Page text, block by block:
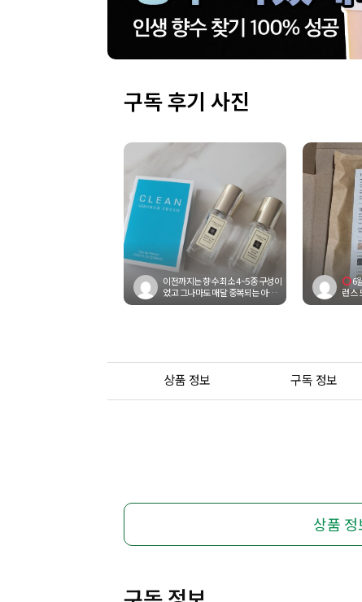
구독 후기 사진
이전까지는 향수 최소 4~5종 구성이
었고 그나마도 매달 중복되는 아이
템이 있었는데, 이번달에는 달랑 ...
6
런스
상품 정보 구독 정보
상품